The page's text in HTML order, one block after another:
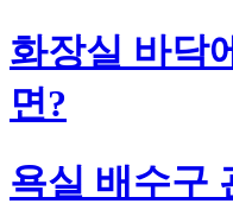
화장실 바닥
면?
욕실 배수구